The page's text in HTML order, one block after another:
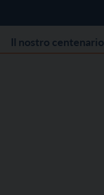
Il nostro centenario